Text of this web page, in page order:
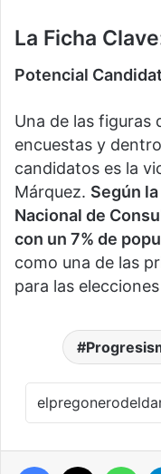
La Ficha
Potencial
Una de las figuras
encuestas y
candidatos es la
Márquez. Según
Nacional de
con un 7% de
como una de las
para las
Facebook